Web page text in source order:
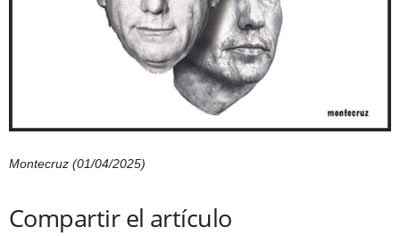
Montecruz (01/04/2025)
Compartir el artículo